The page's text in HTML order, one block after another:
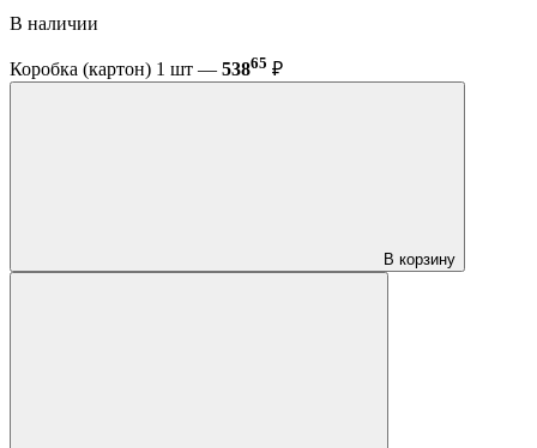
В наличии
Коробка (картон) 1 шт — 53865 ₽
В корзину